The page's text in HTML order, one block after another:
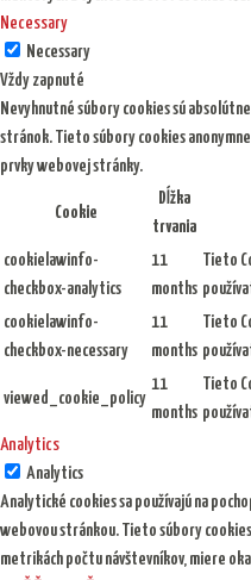
Necessary
Necessary
Vždy zapnuté
Nevyhnutné súbory cookies sú
stránok. Tieto súbory cookies
prvky webovej stránky.
Cookie
Dĺžka
trvania
cookielawinfo-
checkbox-analytics
11
months
Tieto
cookielawinfo-
checkbox-necessary
11
months
Tieto
viewed_cookie_policy
11
months
Tieto
Analytics
Analytics
Analytické cookies sa používajú na
webovou stránkou. Tieto súbory
metrikách počtu návštevníkov, miere